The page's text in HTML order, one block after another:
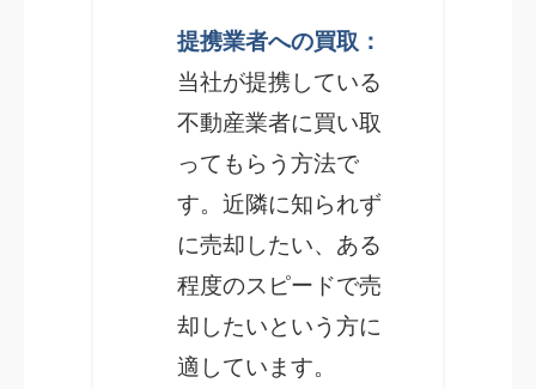
提携業者への買取：
当社が提携している
不動産業者に買い取
ってもらう方法で
す。近隣に知られず
に売却したい、ある
程度のスピードで売
却したいという方に
適しています。